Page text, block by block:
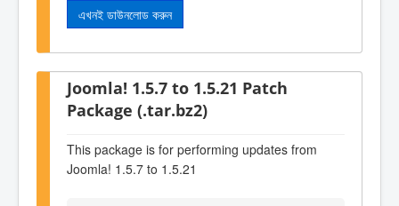
এখনই ডাউনলোড করুন
Joomla! 1.5.7 to 1.5.21 Patch
Package (.tar.bz2)
This package is for performing updates from
Joomla! 1.5.7 to 1.5.21